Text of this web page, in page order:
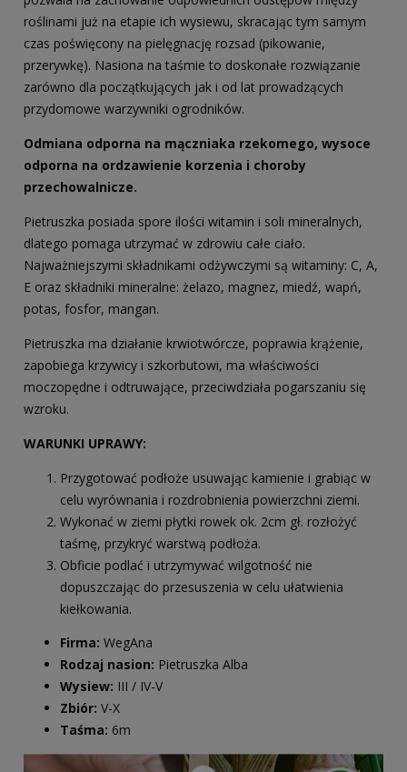
roślinami już na etapie ich wysiewu, skracając tym samym
czas poświęcony na pielęgnację rozsad (pikowanie,
przerywkę). Nasiona na taśmie to doskonałe rozwiązanie
zarówno dla początkujących jak i od lat prowadzących
przydomowe warzywniki ogrodników.
Odmiana odporna na mączniaka rzekomego, wysoce
odporna na ordzawienie korzenia i choroby
przechowalnicze.
Pietruszka posiada spore ilości witamin i soli mineralnych,
dlatego pomaga utrzymać w zdrowiu całe ciało.
Najważniejszymi składnikami odżywczymi są witaminy: C, A,
E oraz składniki mineralne: żelazo, magnez, miedź, wapń,
potas, fosfor, mangan.
Pietruszka ma działanie krwiotwórcze, poprawia krążenie,
zapobiega krzywicy i szkorbutowi, ma właściwości
moczopędne i odtruwające, przeciwdziała pogarszaniu się
wzroku.
WARUNKI UPRAWY:
Przygotować podłoże usuwając kamienie i grabiąc w
celu wyrównania i rozdrobnienia powierzchni ziemi.
Wykonać w ziemi płytki rowek ok. 2cm gł. rozłożyć
taśmę, przykryć warstwą podłoża.
Obficie podlać i utrzymywać wilgotność nie
dopuszczając do przesuszenia w celu ułatwienia
kiełkowania.
Firma: WegAna
Rodzaj nasion: Pietruszka Alba
Wysiew: III / IV-V
Zbiór: V-X
Taśma: 6m